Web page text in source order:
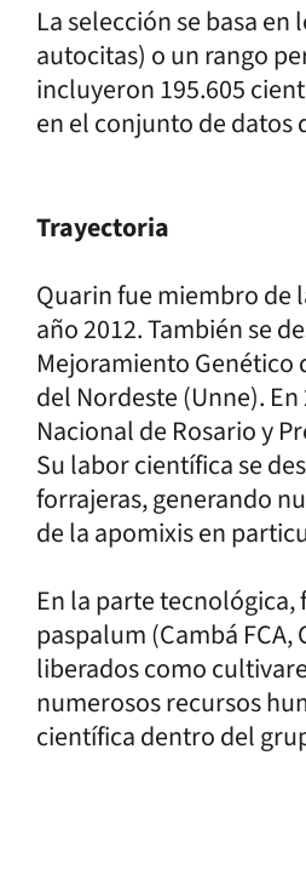
La selección se basa
autocitas) o un rango
incluyeron 195.605
en el conjunto de datos
Trayectoria
Quarin fue miembro de
año 2012. También se
Mejoramiento Genético
del Nordeste (Unne).
Nacional de Rosario y
Su labor científica se
forrajeras, generando
de la apomixis en
En la parte
paspalum (Cambá FCA,
liberados como
numerosos recursos
científica dentro del